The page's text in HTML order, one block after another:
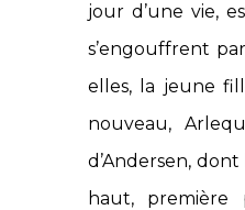
jour d’une vie,
s’engouffrent
elles, la jeune
nouveau,
d’Andersen,
haut, première